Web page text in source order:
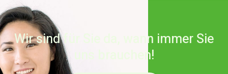
Wir sind für Sie da, wann immer Sie
uns brauchen!